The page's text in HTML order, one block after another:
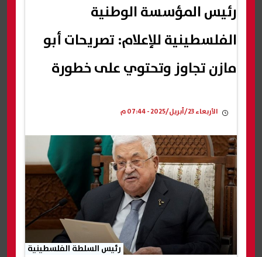
رئيس المؤسسة الوطنية
الفلسطينية للإعلام: تصريحات أبو
مازن تجاوز وتحتوي على خطورة
الأربعاء 23/أبريل/2025 - 07:44 م
رئيس السلطة الفلسطينية